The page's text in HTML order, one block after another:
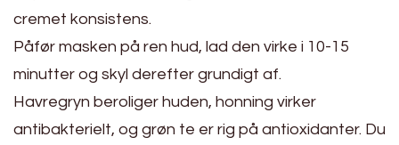
cremet konsistens.
Påfør masken på ren hud, lad den virke i 10-15
minutter og skyl derefter grundigt af.
Havregryn beroliger huden, honning virker
antibakterielt, og grøn te er rig på antioxidanter. Du